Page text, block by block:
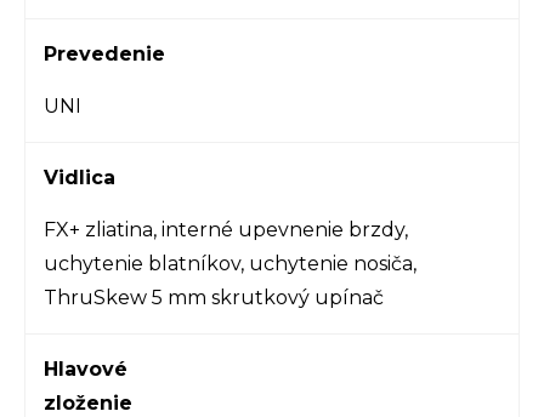
Prevedenie
UNI
Vidlica
FX+ zliatina, interné upevnenie brzdy,
uchytenie blatníkov, uchytenie nosiča,
ThruSkew 5 mm skrutkový upínač
Hlavové
zloženie